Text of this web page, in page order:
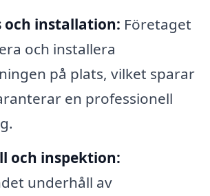
och installation: Företaget
och installera
på plats, vilket sparar
en professionell
och inspektion:
underhåll av